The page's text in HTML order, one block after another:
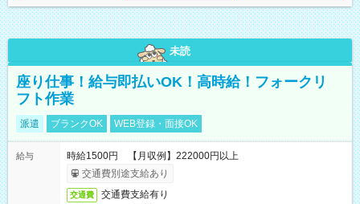
未読
座り仕事！給与即払いOK！高時給！フォークリ
フト作業
派遣 ブランクOK WEB登録・面接OK
給与
時給1500円 【月収例】222000円以上
交通費別途支給あり
交通費 交通費支給有り